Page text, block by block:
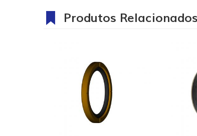
Produtos Relacionados